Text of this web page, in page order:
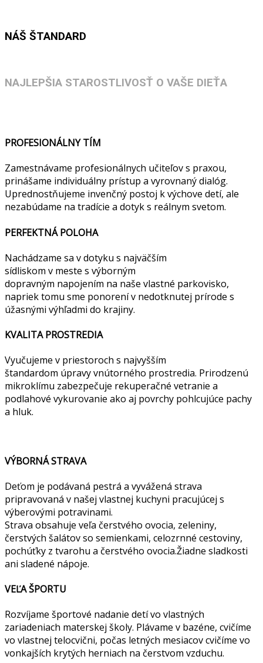
NÁŠ ŠTANDARD
NAJLEPŠIA STAROSTLIVOSŤ O VAŠE DIEŤA
PROFESIONÁLNY TÍM
Zamestnávame profesionálnych učiteľov s praxou,
prinášame individuálny prístup a vyrovnaný dialóg.
Uprednostňujeme invenčný postoj k výchove detí, ale
nezabúdame na tradície a dotyk s reálnym svetom.
PERFEKTNÁ POLOHA
Nachádzame sa v dotyku s najväčším
sídliskom v meste s výborným
dopravným napojením na naše vlastné parkovisko,
napriek tomu sme ponorení v nedotknutej prírode s
úžasnými výhľadmi do krajiny.
KVALITA PROSTREDIA
Vyučujeme v priestoroch s najvyšším
štandardom úpravy vnútorného prostredia. Prirodzenú
mikroklímu zabezpečuje rekuperačné vetranie a
podlahové vykurovanie ako aj povrchy pohlcujúce pachy
a hluk.
VÝBORNÁ STRAVA
Deťom je podávaná pestrá a vyvážená strava
pripravovaná v našej vlastnej kuchyni pracujúcej s
výberovými potravinami.
Strava obsahuje veľa čerstvého ovocia, zeleniny,
čerstvých šalátov so semienkami, celozrnné cestoviny,
pochúťky z tvarohu a čerstvého ovocia.Žiadne sladkosti
ani sladené nápoje.
VEĽA ŠPORTU
Rozvíjame športové nadanie detí vo vlastných
zariadeniach materskej školy. Plávame v bazéne, cvičíme
vo vlastnej telocvični, počas letných mesiacov cvičíme vo
vonkajších krytých herniach na čerstvom vzduchu.